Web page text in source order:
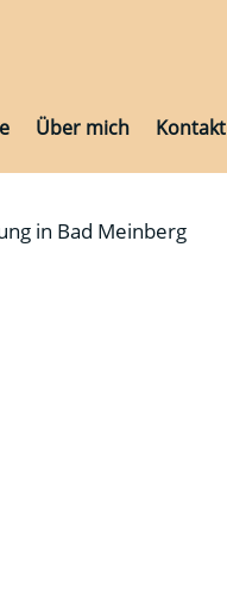
Über mich Kontakt
in Bad Meinberg